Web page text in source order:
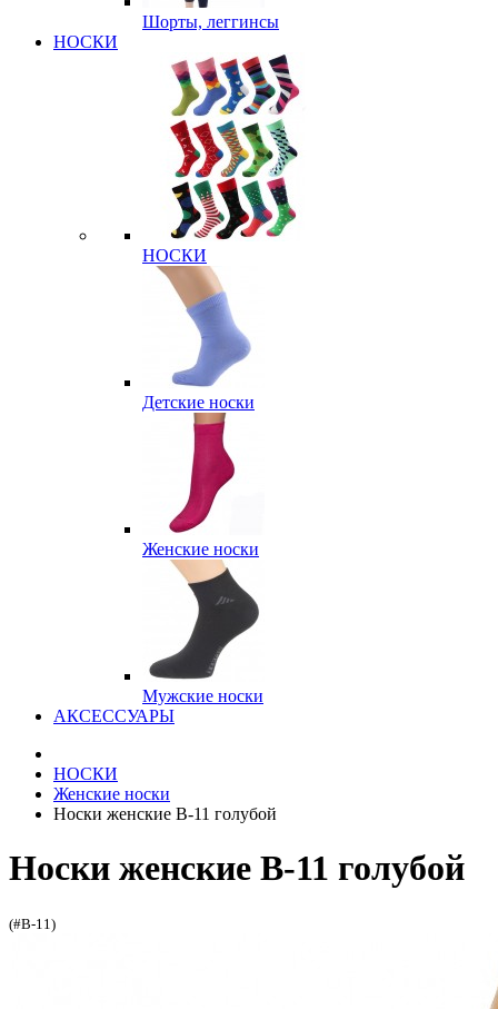
Шорты, леггинсы
НОСКИ
НОСКИ
Детские носки
Женские носки
Мужские носки
АКСЕССУАРЫ
НОСКИ
Женские носки
Носки женские В-11 голубой
Носки женские В-11 голубой
(#В-11)